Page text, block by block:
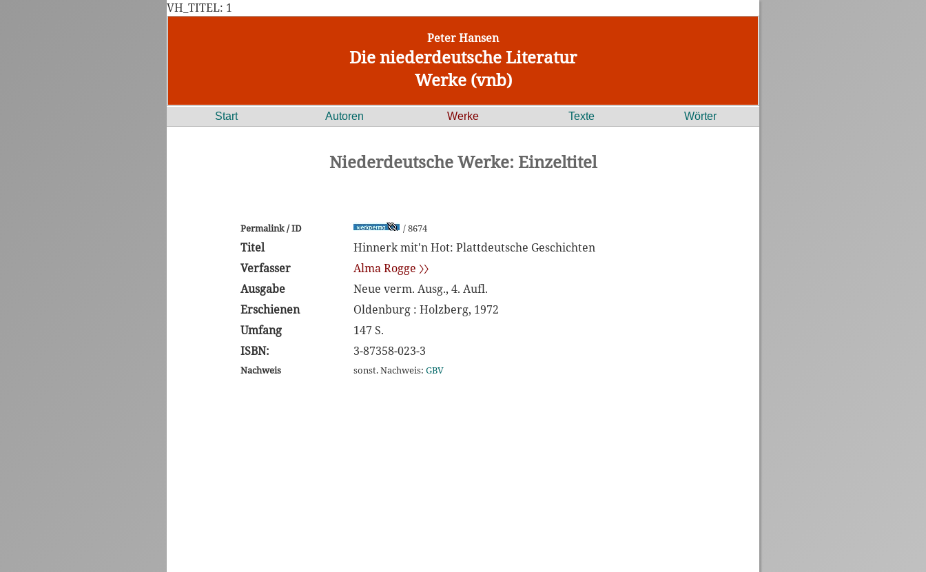
VH_TITEL: 1
Peter Hansen
Die niederdeutsche Literatur
Werke (vnb)
Start Autoren Werke Texte Wörter
Niederdeutsche Werke: Einzeltitel
Permalink / ID / 8674
Titel
Hinnerk mit'n Hot: Plattdeutsche Geschichten
Verfasser
Alma Rogge 〉〉
Ausgabe
Neue verm. Ausg., 4. Aufl.
Erschienen
Oldenburg : Holzberg, 1972
Umfang
147 S.
ISBN:
3-87358-023-3
Nachweis sonst. Nachweis: GBV